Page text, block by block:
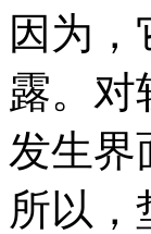
因为
露。对
发生界
所以